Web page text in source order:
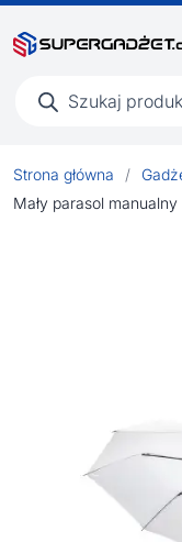
produktów
Strona główna /
Mały parasol manualny